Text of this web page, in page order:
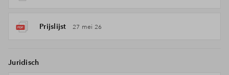
Prijslijst 27 mei 26
Juridisch